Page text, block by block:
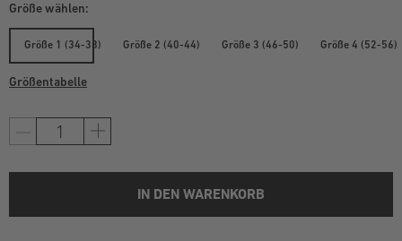
Größe wählen:
Größe 1 (34-38) Größe 2 (40-44) Größe 3 (46-50) Größe 4 (52-56)
Größentabelle
IN DEN WARENKORB